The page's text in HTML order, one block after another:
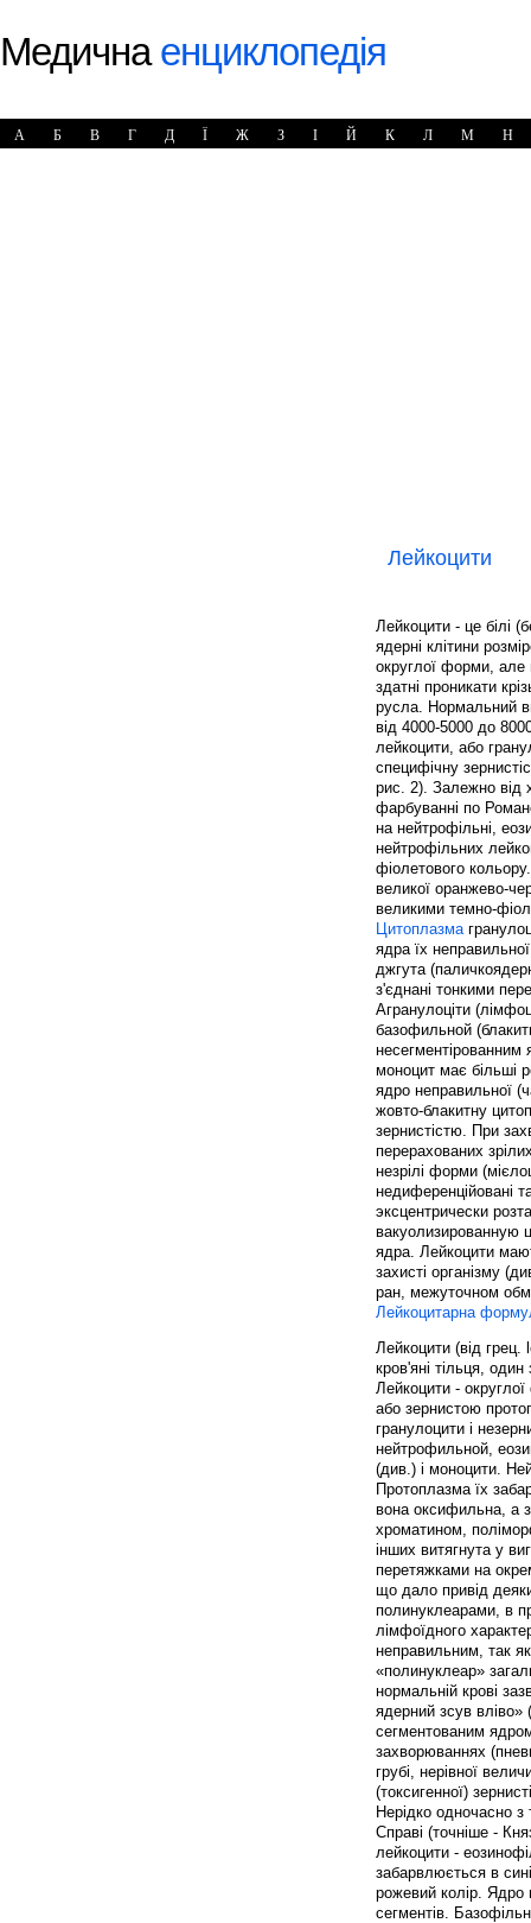
Медичнаенциклопедія
А Б В Г Д Ї Ж З І Й К Л М Н
Лейкоцити
Лейкоцити - це білі
ядерні клітини
округлої форми,
здатні проникати
русла. Нормальний
від 4000-5000 до
лейкоцити, або
специфічну
рис. 2). Залежно від
фарбуванні по
на нейтрофільні,
нейтрофільних
фіолетового
великої оранжево-
великими темно-
Цитоплазма
ядра їх
джгута
з'єднані тонкими
Агранулоціти
базофильной
несегментірованним
моноцит має більші
ядро неправильної
жовто-блакитну
зернистістю. При
перерахованих
незрілі форми
недиференційовані
эксцентрически
вакуолизированную
ядра. Лейкоцити
захисті організму
ран, межуточном
Лейкоцитарна
Лейкоцити (від грец.
кров'яні тільця,
Лейкоцити -
або зернистою
гранулоцити і
нейтрофильной,
(див.) і моноцити.
Протоплазма їх
вона оксифильна, а
хроматином,
інших витягнута у
перетяжками на
що дало привід
полинуклеарами, в
лімфоїдного
неправильним, так
«полинуклеар»
нормальній крові
ядерний зсув
сегментованим
захворюваннях
грубі, нерівної
(токсигенної)
Нерідко одночасно з
Справі (точніше -
лейкоцити -
забарвлюється в
рожевий колір. Ядро
сегментів.